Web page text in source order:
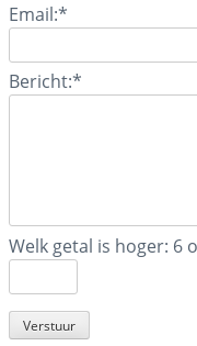
Email:*
Bericht:*
Welk getal is hoger: 6